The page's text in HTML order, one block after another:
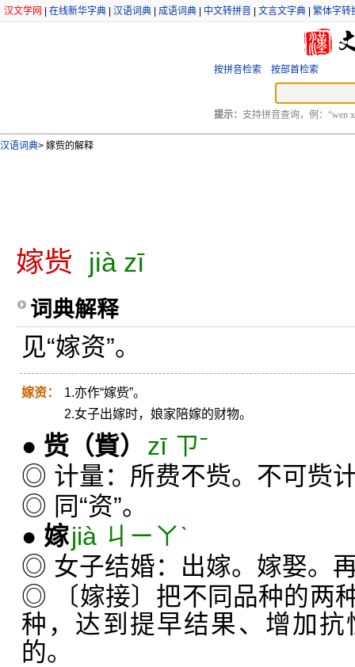
汉文学网 在线新华字典 汉语词典 成语词典 中文转拼音 文言文字典 繁体字转
按拼音检索 按部首检索
提示： 支持拼音查询，例：“wen
汉语词典> 嫁赀的解释
嫁赀 jià zī
词典解释
见“嫁资”。
嫁资：
1.亦作“嫁赀”。
2.女子出嫁时，娘家陪嫁的财物。
● 赀 （貲）
zī ㄗˉ
◎ 计量：所费不赀。不可赀
◎ 同“资”。
● 嫁jià ㄐㄧㄚˋ
◎ 女子结婚：出嫁。嫁娶。
◎ 〔嫁接〕把不同品种的两
种，达到提早结果、增加
的。